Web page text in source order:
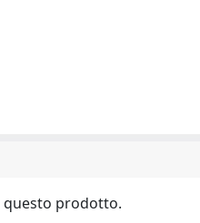
questo prodotto.